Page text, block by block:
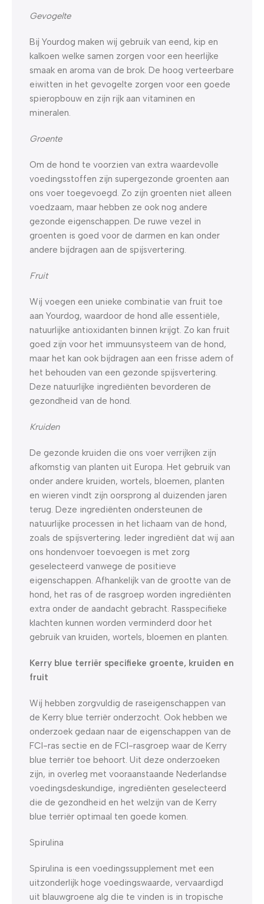
Gevogelte
Bij Yourdog maken wij gebruik van eend, kip en
kalkoen welke samen zorgen voor een heerlijke
smaak en aroma van de brok. De hoog verteerbare
eiwitten in het gevogelte zorgen voor een goede
spieropbouw en zijn rijk aan vitaminen en
mineralen.
Groente
Om de hond te voorzien van extra waardevolle
voedingsstoffen zijn supergezonde groenten aan
ons voer toegevoegd. Zo zijn groenten niet alleen
voedzaam, maar hebben ze ook nog andere
gezonde eigenschappen. De ruwe vezel in
groenten is goed voor de darmen en kan onder
andere bijdragen aan de spijsvertering.
Fruit
Wij voegen een unieke combinatie van fruit toe
aan Yourdog, waardoor de hond alle essentiële,
natuurlijke antioxidanten binnen krijgt. Zo kan fruit
goed zijn voor het immuunsysteem van de hond,
maar het kan ook bijdragen aan een frisse adem of
het behouden van een gezonde spijsvertering.
Deze natuurlijke ingrediënten bevorderen de
gezondheid van de hond.
Kruiden
De gezonde kruiden die ons voer verrijken zijn
afkomstig van planten uit Europa. Het gebruik van
onder andere kruiden, wortels, bloemen, planten
en wieren vindt zijn oorsprong al duizenden jaren
terug. Deze ingrediënten ondersteunen de
natuurlijke processen in het lichaam van de hond,
zoals de spijsvertering. Ieder ingrediënt dat wij aan
ons hondenvoer toevoegen is met zorg
geselecteerd vanwege de positieve
eigenschappen. Afhankelijk van de grootte van de
hond, het ras of de rasgroep worden ingrediënten
extra onder de aandacht gebracht. Rasspecifieke
klachten kunnen worden verminderd door het
gebruik van kruiden, wortels, bloemen en planten.
Kerry blue terriër specifieke groente, kruiden en
fruit
Wij hebben zorgvuldig de raseigenschappen van
de Kerry blue terriër onderzocht. Ook hebben we
onderzoek gedaan naar de eigenschappen van de
FCI-ras sectie en de FCI-rasgroep waar de Kerry
blue terriër toe behoort. Uit deze onderzoeken
zijn, in overleg met vooraanstaande Nederlandse
voedingsdeskundige, ingrediënten geselecteerd
die de gezondheid en het welzijn van de Kerry
blue terriër optimaal ten goede komen.
Spirulina
Spirulina is een voedingssupplement met een
uitzonderlijk hoge voedingswaarde, vervaardigd
uit blauwgroene alg die te vinden is in tropische